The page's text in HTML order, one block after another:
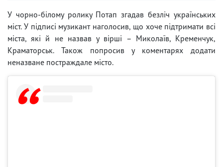
У чорно-білому ролику Потап згадав безліч українських
міст. У підписі музикант наголосив, що хоче підтримати всі
міста, які й не назвав у вірші – Миколаїв, Кременчук,
Краматорськ. Також попросив у коментарях додати
неназване постраждале місто.